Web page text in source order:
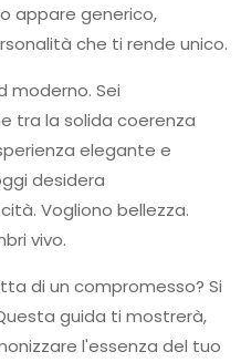
appare generico,
che ti rende unico.
moderno. Sei
tra la solida coerenza
elegante e
desidera
Vogliono bellezza.
vivo.
di un compromesso? Si
guida ti mostrerà,
l'essenza del tuo